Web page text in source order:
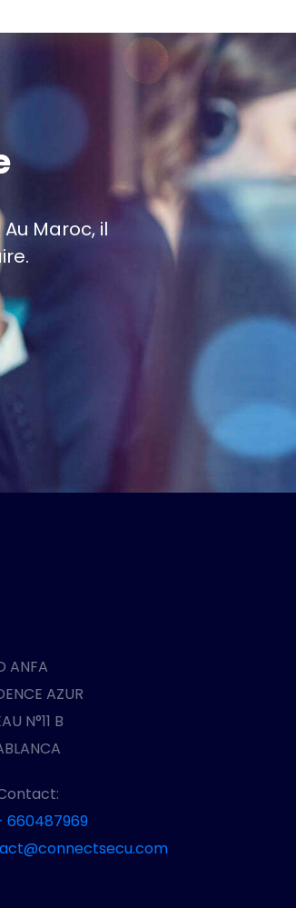
Maroc, il
ANFA
AZUR
N°11 B
660487969